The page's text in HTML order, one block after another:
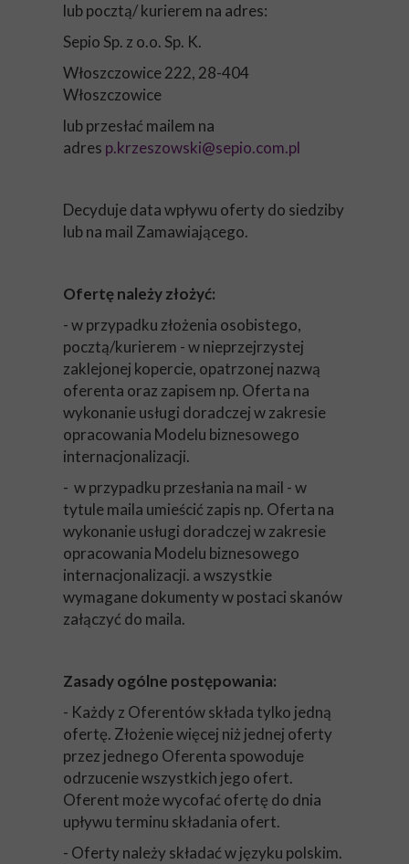
lub pocztą/ kurierem na adres:
Sepio Sp. z o.o. Sp. K.
Włoszczowice 222, 28-404
Włoszczowice
lub przesłać mailem na
adres p.krzeszowski@sepio.com.pl
Decyduje data wpływu oferty do siedziby
lub na mail Zamawiającego.
Ofertę należy złożyć:
- w przypadku złożenia osobistego,
pocztą/kurierem - w nieprzejrzystej
zaklejonej kopercie, opatrzonej nazwą
oferenta oraz zapisem np. Oferta na
wykonanie usługi doradczej w zakresie
opracowania Modelu biznesowego
internacjonalizacji.
- w przypadku przesłania na mail - w
tytule maila umieścić zapis np. Oferta na
wykonanie usługi doradczej w zakresie
opracowania Modelu biznesowego
internacjonalizacji. a wszystkie
wymagane dokumenty w postaci skanów
załączyć do maila.
Zasady ogólne postępowania:
- Każdy z Oferentów składa tylko jedną
ofertę. Złożenie więcej niż jednej oferty
przez jednego Oferenta spowoduje
odrzucenie wszystkich jego ofert.
Oferent może wycofać ofertę do dnia
upływu terminu składania ofert.
- Oferty należy składać w języku polskim.